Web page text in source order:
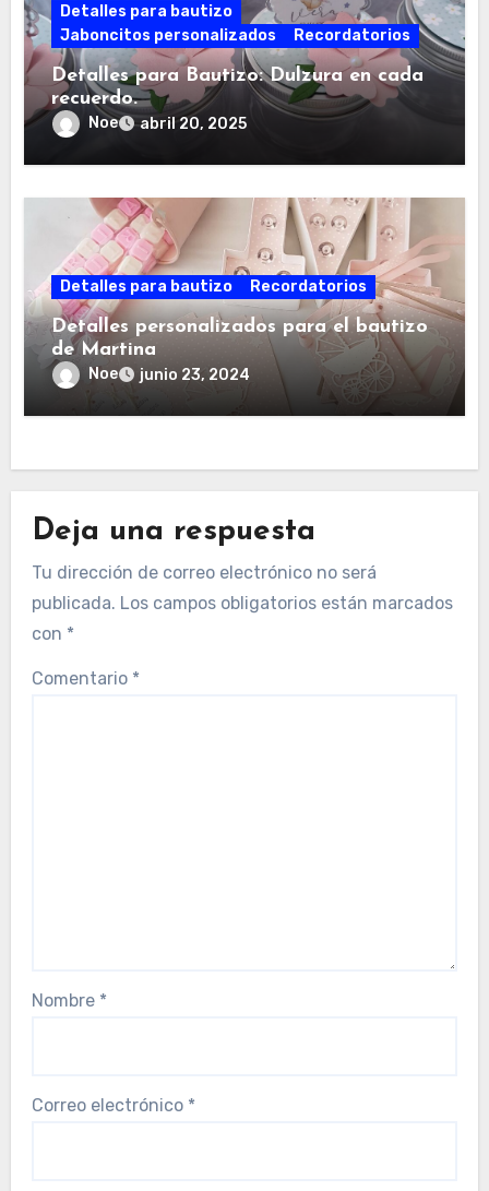
Detalles para bautizo
Jaboncitos personalizados
Recordatorios
Detalles para Bautizo: Dulzura en cada
recuerdo.
Noe abril 20, 2025
Detalles para bautizo Recordatorios
Detalles personalizados para el bautizo
de Martina
Noe junio 23, 2024
Deja una respuesta
Tu dirección de correo electrónico no será
publicada. Los campos obligatorios están marcados
con *
Comentario *
Nombre *
Correo electrónico *